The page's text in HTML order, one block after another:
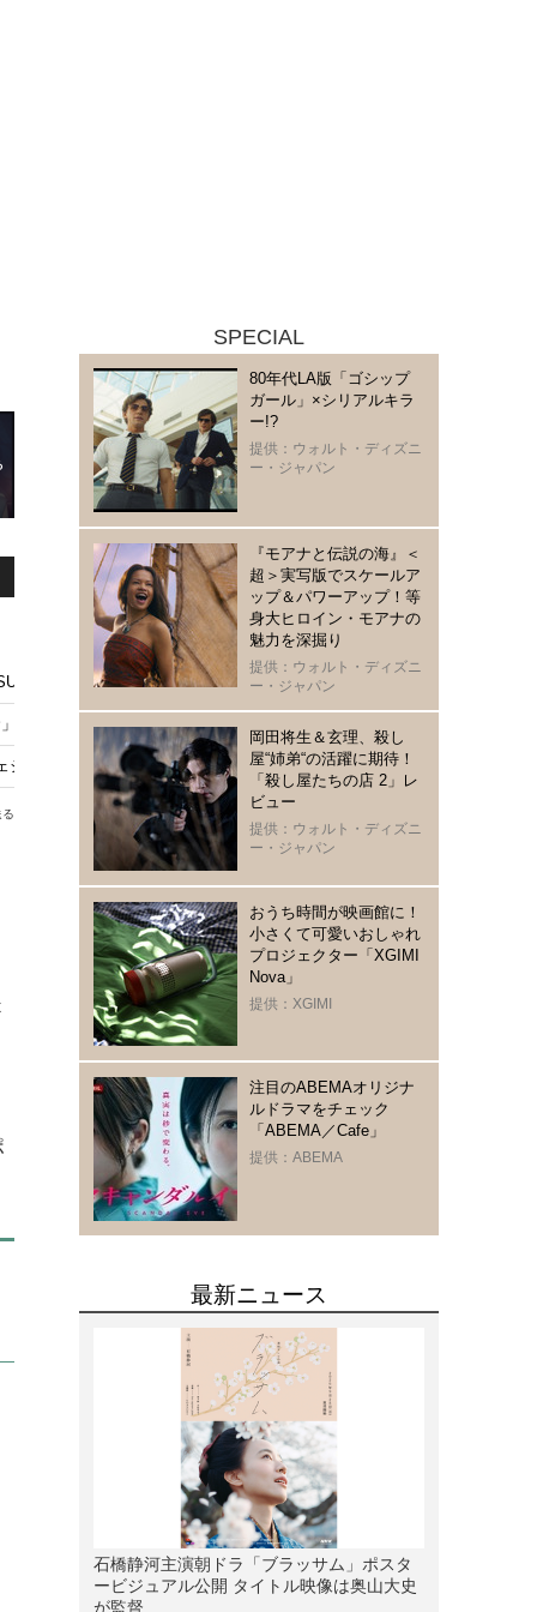
（ME:I）＆尾上松也が語る、＜超＞実写版で進化した名バディの関
穏やかさとストイックな素顔に集まる期待
ー・バックリーが明かすマギー・ギレンホール監督との連帯、リスペク
SPECIAL
80年代LA版「ゴシップ
ガール」×シリアルキラ
ー!?
提供：ウォルト・ディズニ
ー・ジャパン
『モアナと伝説の海』＜
超＞実写版でスケールア
ップ＆パワーアップ！等
身大ヒロイン・モアナの
魅力を深掘り
提供：ウォルト・ディズニ
ー・ジャパン
岡田将生＆玄理、殺し
屋“姉弟“の活躍に期待！
「殺し屋たちの店 2」レ
ビュー
提供：ウォルト・ディズニ
ー・ジャパン
おうち時間が映画館に！
小さくて可愛いおしゃれ
プロジェクター「XGIMI
Nova」
提供：XGIMI
注目のABEMAオリジナ
ルドラマをチェック
「ABEMA／Cafe」
提供：ABEMA